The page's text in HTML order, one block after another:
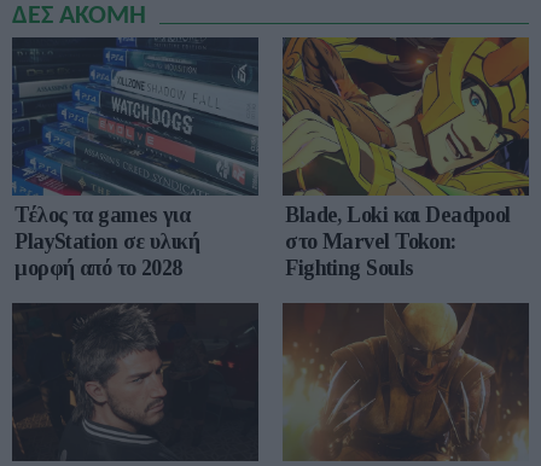
ΔΕΣ ΑΚΟΜΗ
Τέλος τα games για
PlayStation σε υλική
μορφή από το 2028
Blade, Loki και Deadpool
στο Marvel Tokon:
Fighting Souls